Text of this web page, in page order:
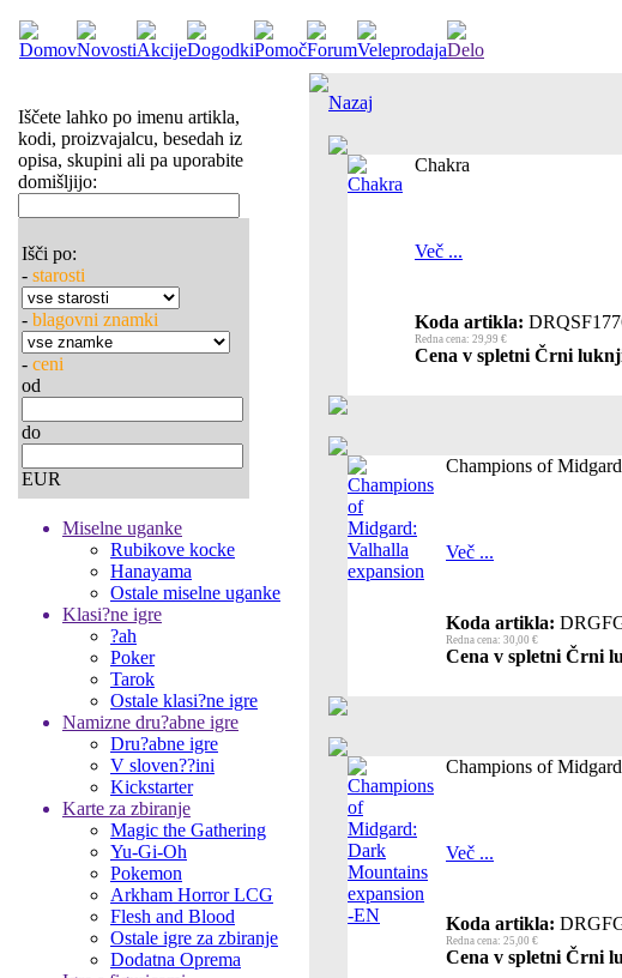
Iščete lahko po imenu artikla,
kodi, proizvajalcu, besedah iz
opisa, skupini ali pa uporabite
domišljijo:
Išči po:
- starosti
- blagovni znamki
- ceni
od
do
EUR
Miselne uganke
Rubikove kocke
Hanayama
Ostale miselne uganke
Klasi?ne igre
?ah
Poker
Tarok
Ostale klasi?ne igre
Namizne dru?abne igre
Dru?abne igre
V sloven??ini
Kickstarter
Karte za zbiranje
Magic the Gathering
Yu-Gi-Oh
Pokemon
Arkham Horror LCG
Flesh and Blood
Ostale igre za zbiranje
Dodatna Oprema
Nazaj
Chakra
Več ...
Koda artikla:
Redna cena: 29,99 €
Cena v spletni Črni
Champions of
Več ...
Koda artikla:
Redna cena: 30,00 €
Cena v spletni Črni
Champions of
Več ...
Koda artikla:
Redna cena: 25,00 €
Cena v spletni Črni